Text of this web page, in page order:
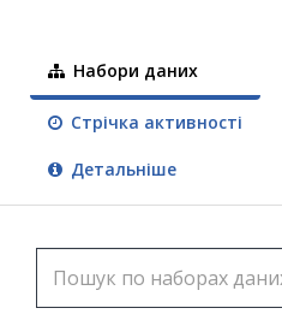
Набори даних
Стрічка активності
Детальніше